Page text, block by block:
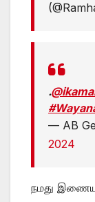
.
— AB
2024
நமது